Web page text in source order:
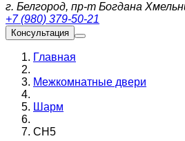
г. Белгород, пр-т Богдана
+7 (980) 379-50-21
Консультация
Главная
Межкомнатные двери
Шарм
CH5